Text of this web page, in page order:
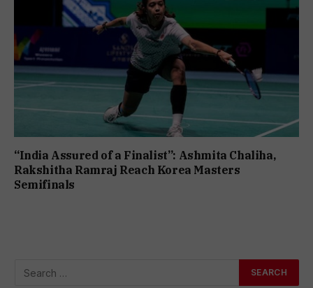
“India Assured of a Finalist”: Ashmita Chaliha,
Rakshitha Ramraj Reach Korea Masters
Semifinals